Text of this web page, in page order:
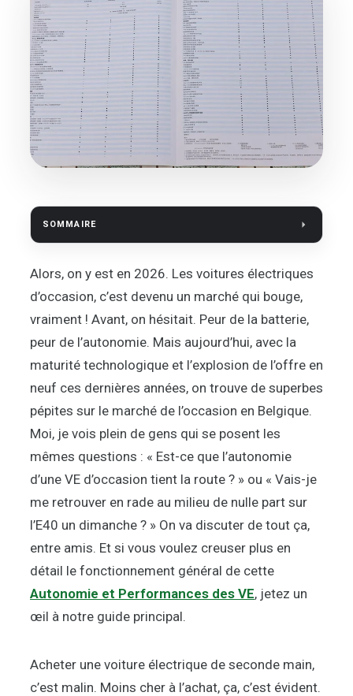
SOMMAIRE
Alors, on y est en 2026. Les voitures électriques
d’occasion, c’est devenu un marché qui bouge,
vraiment ! Avant, on hésitait. Peur de la batterie,
peur de l’autonomie. Mais aujourd’hui, avec la
maturité technologique et l’explosion de l’offre en
neuf ces dernières années, on trouve de superbes
pépites sur le marché de l’occasion en Belgique.
Moi, je vois plein de gens qui se posent les
mêmes questions : « Est-ce que l’autonomie
d’une VE d’occasion tient la route ? » ou « Vais-je
me retrouver en rade au milieu de nulle part sur
l’E40 un dimanche ? » On va discuter de tout ça,
entre amis. Et si vous voulez creuser plus en
détail le fonctionnement général de cette
Autonomie et Performances des VE, jetez un
œil à notre guide principal.
Acheter une voiture électrique de seconde main,
c’est malin. Moins cher à l’achat, ça, c’est évident.